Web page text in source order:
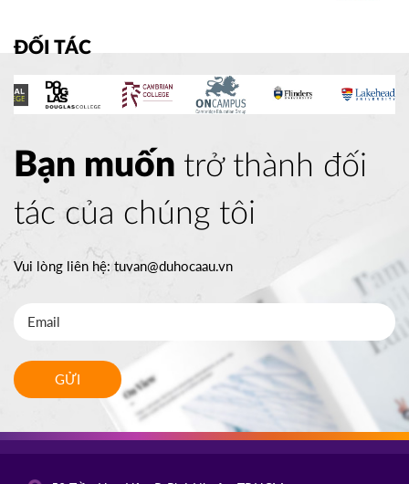
ĐỐI TÁC
Bạn muốn trở thành đối
tác của chúng tôi
Vui lòng liên hệ:tuvan@duhocaau.vn
GỬI